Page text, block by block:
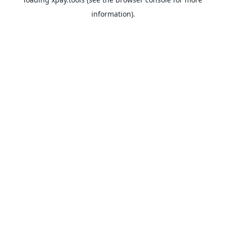
information).